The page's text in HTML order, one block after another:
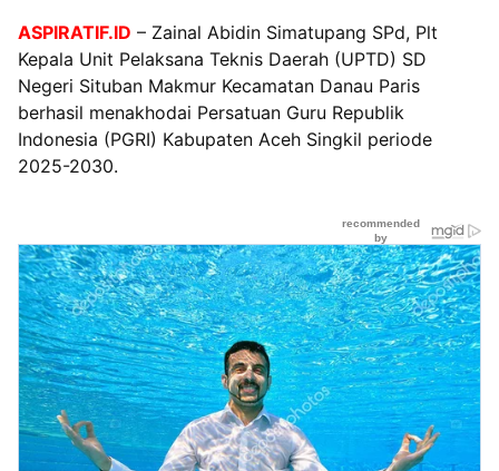
ASPIRATIF.ID – Zainal Abidin Simatupang SPd, Plt
Kepala Unit Pelaksana Teknis Daerah (UPTD) SD
Negeri Situban Makmur Kecamatan Danau Paris
berhasil menakhodai Persatuan Guru Republik
Indonesia (PGRI) Kabupaten Aceh Singkil periode
2025-2030.